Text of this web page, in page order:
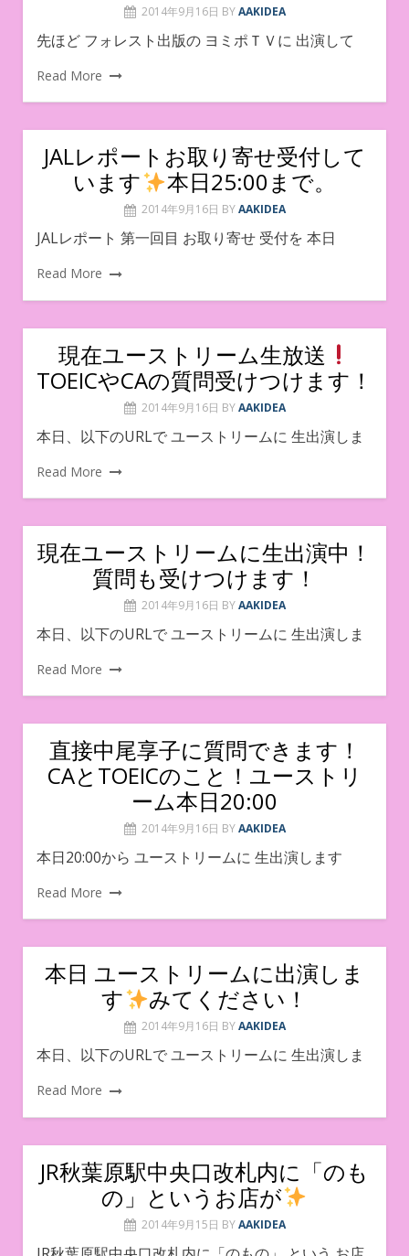
2014年9月16日 BY AAKIDEA
先ほど フォレスト出版の ヨミポＴＶに 出演して
Read More
JALレポートお取り寄せ受付して
います
本日25:00まで。
2014年9月16日 BY AAKIDEA
JALレポート 第一回目 お取り寄せ 受付を 本日
Read More
現在ユーストリーム生放送
TOEICやCAの質問受けつけます！
2014年9月16日 BY AAKIDEA
本日、以下のURLで ユーストリームに 生出演しま
Read More
現在ユーストリームに生出演中！
質問も受けつけます！
2014年9月16日 BY AAKIDEA
本日、以下のURLで ユーストリームに 生出演しま
Read More
直接中尾享子に質問できます！
CAとTOEICのこと！ユーストリ
ーム本日20:00
2014年9月16日 BY AAKIDEA
本日20:00から ユーストリームに 生出演します
Read More
本日 ユーストリームに出演しま
す
みてください！
2014年9月16日 BY AAKIDEA
本日、以下のURLで ユーストリームに 生出演しま
Read More
JR秋葉原駅中央口改札内に「のも
の」というお店が
2014年9月15日 BY AAKIDEA